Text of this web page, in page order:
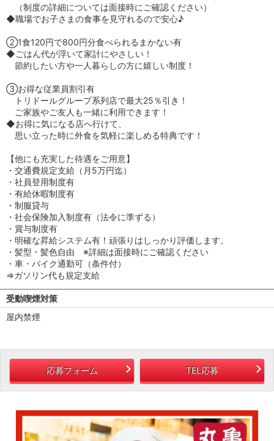
（制度の詳細については面接時にご確認ください）
◆職場でお子さまの食事を見守れるので安心♪
②1食120円で800円分食べられるまかない有
◆ごはん代が浮いて家計にやさしい！
節約したい方や一人暮らしの方に嬉しい制度！
③お得な従業員割引有
トリドールグループ系列店で最大25％引き！
ご家族やご友人も一緒に利用できます！
◆お得に気になる店へ行けて、
思い立った時に外食を気軽に楽しめる特典です！
【他にも充実した待遇をご用意】
・交通費規定支給（月5万円迄）
・社員登用制度有
・有給休暇制度有
・制服貸与
・社会保険加入制度有（法令に準ずる）
・賞与制度有
・明確な昇給システム有！頑張りはしっかり評価します。
・髪型・髪色自由 ※詳細は面接時にご確認ください
・車・バイク通勤可（条件付）
⇒ガソリン代も規定支給
受動喫煙対策
屋内禁煙
応募フォーム TEL応募